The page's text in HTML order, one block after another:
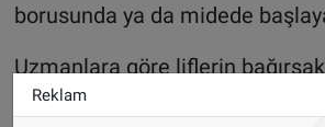
borusunda ya da midede
Uzmanlara göre liflerin
çekmesi, bazı kişilerde şişkinlik,
Reklam